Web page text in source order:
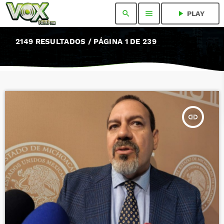
search menu play_arrow PLAY
2149 RESULTADOS / PÁGINA 1 DE 239
insert_link